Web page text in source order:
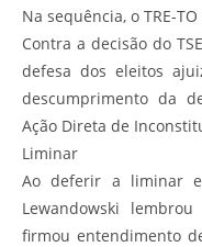
Na sequência, o TRE-
Contra a decisão do
defesa dos eleitos
descumprimento da
Ação Direta de
Liminar
Ao deferir a liminar
Lewandowski
firmou entendimento